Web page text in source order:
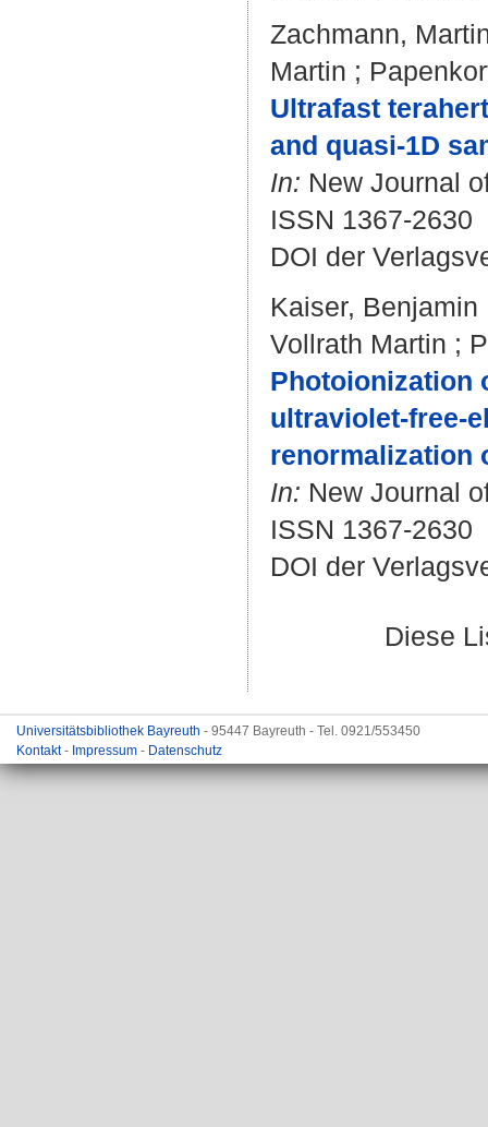
Zachmann,
Martin ;
Ultrafast
and quasi-1D
In: New Journal
ISSN 1367-2630
DOI der
Kaiser, Benjamin
Vollrath Martin ;
Photoionization
ultraviolet-free-
renormalization
In: New Journal
ISSN 1367-2630
DOI der
Diese
Universitätsbibliothek Bayreuth - 95447 Bayreuth - Tel. 0921/553450
Kontakt- Impressum - Datenschutz